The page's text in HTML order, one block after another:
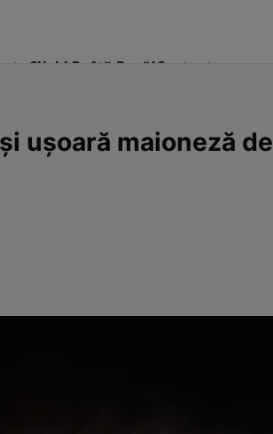
Click! Poftă Bună!Contact
uşoară maioneză de